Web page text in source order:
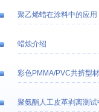
聚乙烯蜡在涂料中的应用
蜡烛介绍
彩色PMMA/PVC共挤型
聚氨酯人工皮革剥离测